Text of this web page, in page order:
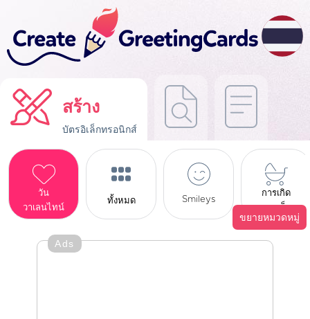
สร้าง
บัตรอิเล็กทรอนิกส์
วัน
วาเลนไทน์
ทั้งหมด Smileys
การเกิด
ของเด็ก
ขยายหมวดหมู่
Ads